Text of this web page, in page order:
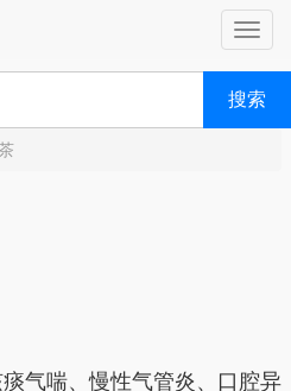
搜索
气喘、慢性气管炎、口腔异